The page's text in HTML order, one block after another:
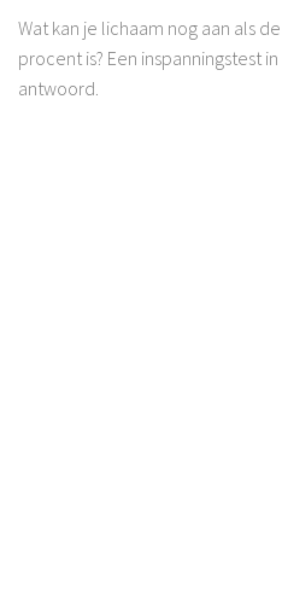
Wat kan je lichaam nog aan als
procent is? Een inspanningstest
antwoord.